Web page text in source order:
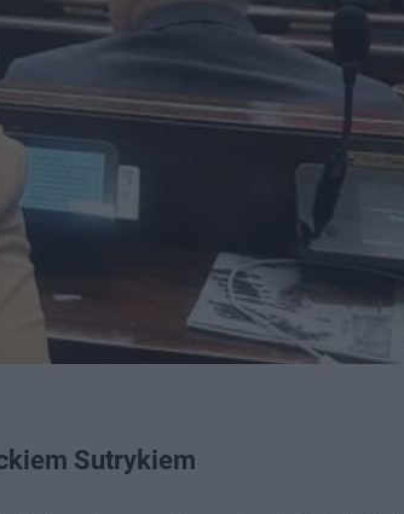
Sutrykiem